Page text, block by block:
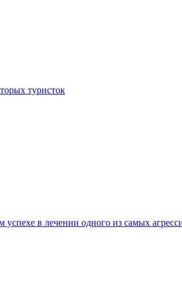
туристок
в лечении одного из самых